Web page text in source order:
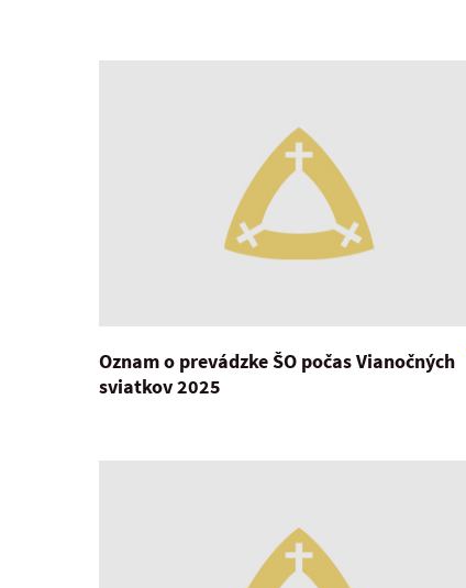
Oznam o prevádzke ŠO počas Vianočných
sviatkov 2025